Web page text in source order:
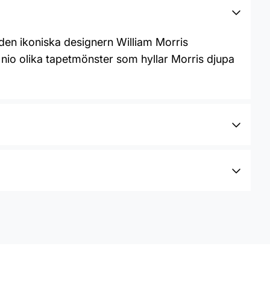
ikoniska designern William Morris
olika tapetmönster som hyllar Morris djupa